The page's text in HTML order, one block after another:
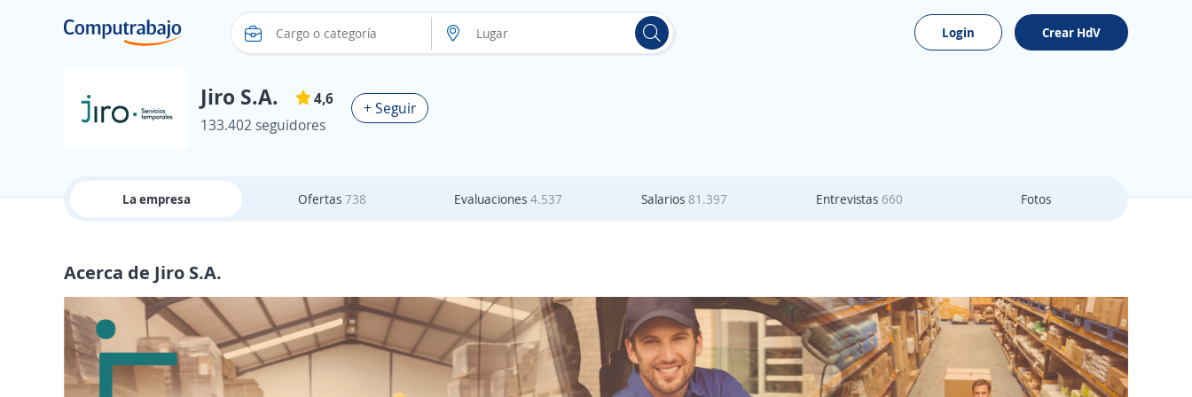
Login Crear HdV
Jiro S.A.
4,6
133.402 seguidores
+ Seguir
La empresa Ofertas 738 Evaluaciones 4.537 Salarios 81.397 Entrevistas 660 Fotos
Acerca de Jiro S.A.